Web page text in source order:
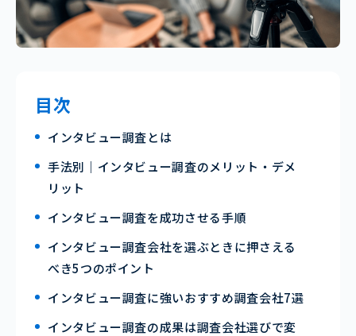
目次
インタビュー調査とは
手法別｜インタビュー調査のメリット・デメ
リット
インタビュー調査を成功させる手順
インタビュー調査会社を選ぶときに押さえる
べき5つのポイント
インタビュー調査に強いおすすめ調査会社7選
インタビュー調査の成果は調査会社選びで変